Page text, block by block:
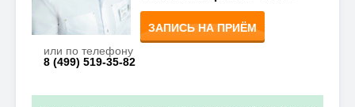
ЗАПИСЬ НА ПРИЁМ
или по телефону
8 (499) 519-35-82